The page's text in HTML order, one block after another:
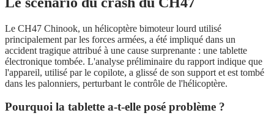
Le CH47 Chinook, un hélicoptère bimoteur lourd utilisé
principalement par les forces armées, a été impliqué dans un
accident tragique attribué à une cause surprenante : une tablette
électronique tombée. L'analyse préliminaire du rapport indique que
l'appareil, utilisé par le copilote, a glissé de son support et est tombé
dans les palonniers, perturbant le contrôle de l'hélicoptère.
Pourquoi la tablette a-t-elle posé problème ?